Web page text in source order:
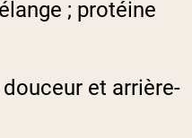
; protéine
et arrière-